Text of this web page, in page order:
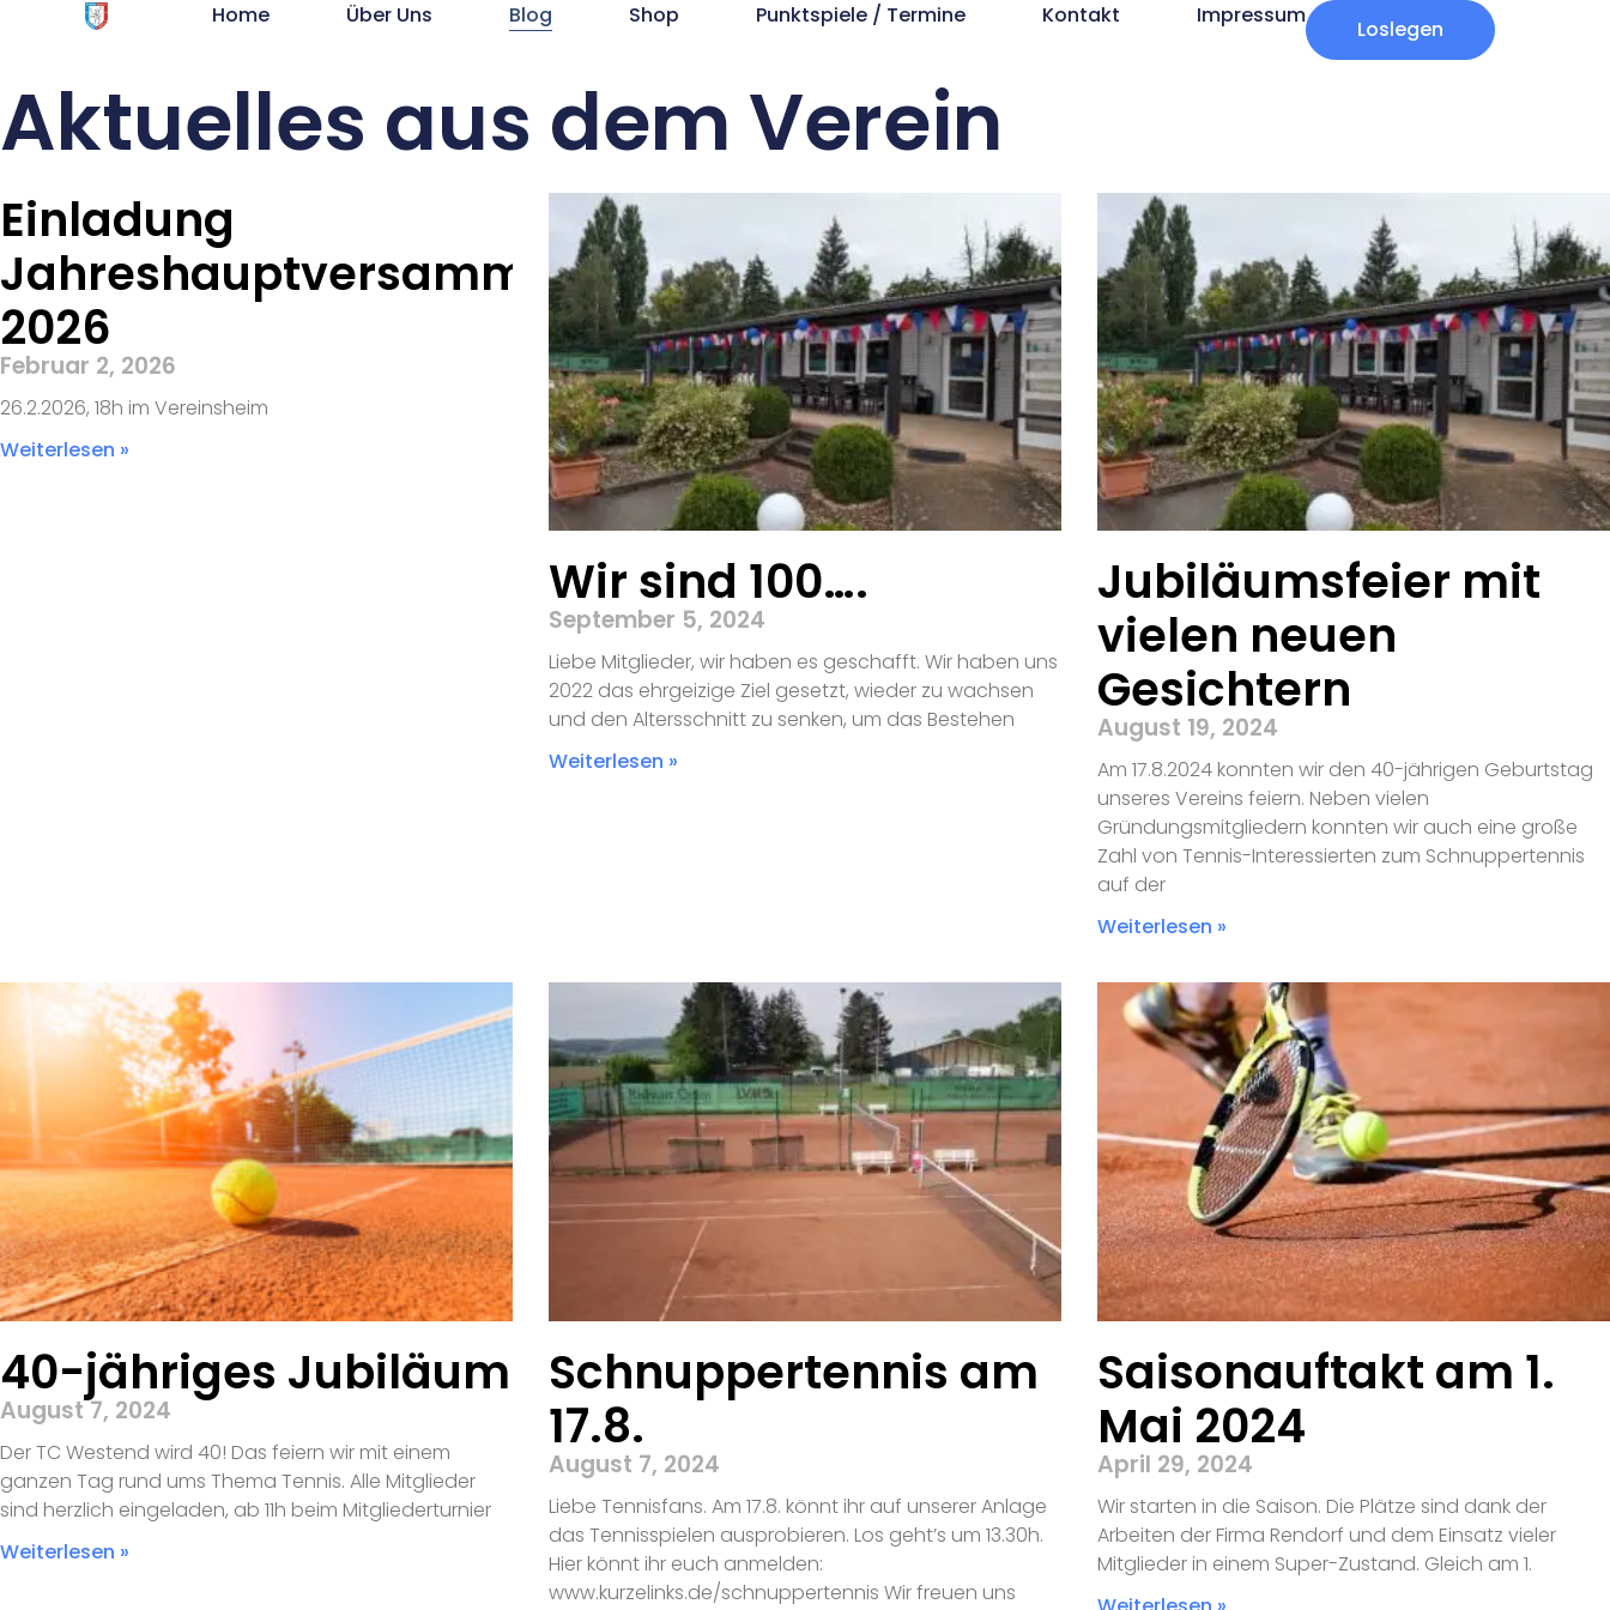
Home Über Uns Blog Shop Punktspiele / Termine Kontakt Impressum
Loslegen
Aktuelles aus dem Verein
Einladung
Jahreshauptversammlung
2026
Februar 2, 2026
26.2.2026, 18h im Vereinsheim
Weiterlesen »
Wir sind 100….
September 5, 2024
Liebe Mitglieder, wir haben es geschafft. Wir haben uns
2022 das ehrgeizige Ziel gesetzt, wieder zu wachsen
und den Altersschnitt zu senken, um das Bestehen
Weiterlesen »
Jubiläumsfeier mit
vielen neuen
Gesichtern
August 19, 2024
Am 17.8.2024 konnten wir den 40-jährigen Geburtstag
unseres Vereins feiern. Neben vielen
Gründungsmitgliedern konnten wir auch eine große
Zahl von Tennis-Interessierten zum Schnuppertennis
auf der
Weiterlesen »
40-jähriges Jubiläum
August 7, 2024
Der TC Westend wird 40! Das feiern wir mit einem
ganzen Tag rund ums Thema Tennis. Alle Mitglieder
sind herzlich eingeladen, ab 11h beim Mitgliederturnier
Weiterlesen »
Schnuppertennis am
17.8.
August 7, 2024
Liebe Tennisfans. Am 17.8. könnt ihr auf unserer Anlage
das Tennisspielen ausprobieren. Los geht’s um 13.30h.
Hier könnt ihr euch anmelden:
www.kurzelinks.de/schnuppertennis Wir freuen uns
Saisonauftakt am 1.
Mai 2024
April 29, 2024
Wir starten in die Saison. Die Plätze sind dank der
Arbeiten der Firma Rendorf und dem Einsatz vieler
Mitglieder in einem Super-Zustand. Gleich am 1.